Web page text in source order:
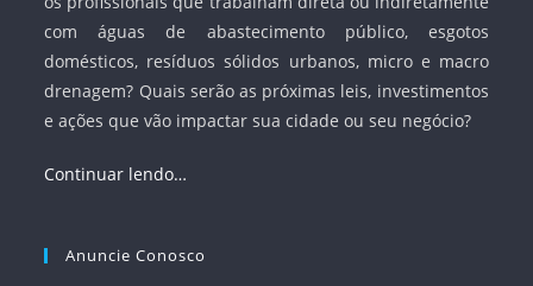
com águas de abastecimento público, esgotos
domésticos, resíduos sólidos urbanos, micro e macro
drenagem? Quais serão as próximas leis, investimentos
e ações que vão impactar sua cidade ou seu negócio?
Continuar lendo…
Anuncie Conosco